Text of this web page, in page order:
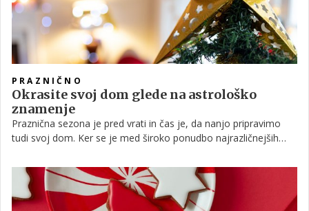
PRAZNIČNO
Okrasite svoj dom glede na astrološko
znamenje
Praznična sezona je pred vrati in čas je, da nanjo pripravimo
tudi svoj dom. Ker se je med široko ponudbo najrazličnejših
pride prav kakšen nasvet, kako svoj dom okrašujejo
posamezna astrološka znamenja.